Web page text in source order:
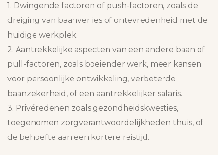
1. Dwingende factoren of push-factoren, zoals de
dreiging van baanverlies of ontevredenheid met de
huidige werkplek.
2. Aantrekkelijke aspecten van een andere baan of
pull-factoren, zoals boeiender werk, meer kansen
voor persoonlijke ontwikkeling, verbeterde
baanzekerheid, of een aantrekkelijker salaris.
3. Privéredenen zoals gezondheidskwesties,
toegenomen zorgverantwoordelijkheden thuis, of
de behoefte aan een kortere reistijd.